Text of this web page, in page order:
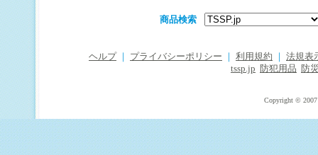
商品検索
ヘルプ プライバシーポリシー 利用規約
法規表
tssp.jp
防犯用品 防
Copyright © 2007